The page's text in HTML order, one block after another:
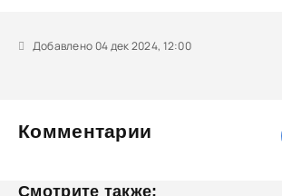
Добавлено 04 дек 2024, 12:00
Комментарии
Смотрите также: